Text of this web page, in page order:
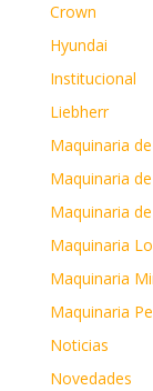
Crown
Hyundai
Institucional
Liebherr
Maquinaria
Maquinaria
Maquinaria
Maquinaria
Maquinaria
Maquinaria
Noticias
Novedades